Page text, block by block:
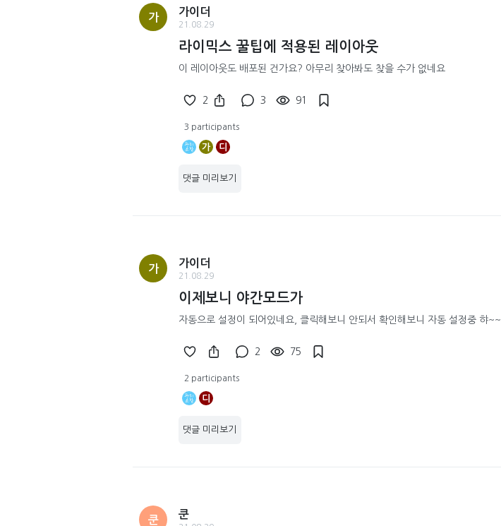
가
가이더
21.08.29
라이믹스 꿀팁에 적용된 레이아웃
이 레이아웃도 배포된 건가요? 아무리 찾아봐도 찾을 수가 없네요
2 3 91
3 participants
가 디
댓글 미리보기
가
가이더
21.08.29
이제보니 야간모드가
자동으로 설정이 되어있네요, 클릭해보니 안되서 확인해보니 자동 설정중 햐~~
2 75
2 participants
디
댓글 미리보기
쿤
쿤